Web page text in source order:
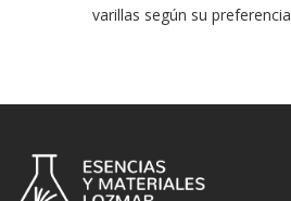
varillas según su preferencia